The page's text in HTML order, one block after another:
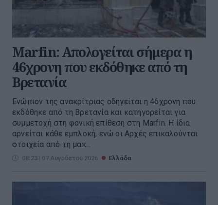
Marfin: Απολογείται σήμερα η
46χρονη που εκδόθηκε από τη
Βρετανία
Ενώπιον της ανακρίτριας οδηγείται η 46χρονη που
εκδόθηκε από τη Βρετανία και κατηγορείται για
συμμετοχή στη φονική επίθεση στη Marfin. Η ίδια
αρνείται κάθε εμπλοκή, ενώ οι Αρχές επικαλούνται
στοιχεία από τη μακ...
08:23 | 07 Αυγούστου 2026 Ελλάδα